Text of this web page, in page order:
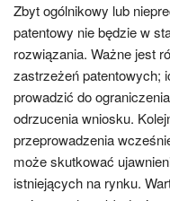
Zbyt ogólnikowy lub
patentowy nie będzie w
rozwiązania. Ważne jest
zastrzeżeń patentowych;
prowadzić do
odrzucenia wniosku.
przeprowadzenia
może skutkować
istniejących na rynku.